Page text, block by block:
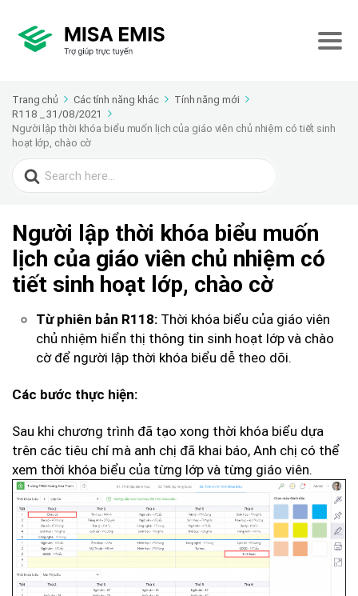
Trang chủ Các tính năng khác
Tính năng mới
R118 _ 31/08/2021
Người lập thời khóa biểu muốn lịch của giáo viên chủ nhiệm có tiết sinh
hoạt lớp, chào cờ
Search
for:
Người lập thời khóa biểu muốn
lịch của giáo viên chủ nhiệm có
tiết sinh hoạt lớp, chào cờ
Từ phiên bản R118: Thời khóa biểu của giáo viên
chủ nhiệm hiển thị thông tin sinh hoạt lớp và chào
cờ để người lập thời khóa biểu dễ theo dõi.
Các bước thực hiện:
Sau khi chương trình đã tạo xong thời khóa biểu dựa
trên các tiêu chí mà anh chị đã khai báo, Anh chị có thể
xem thời khóa biểu của từng lớp và từng giáo viên.